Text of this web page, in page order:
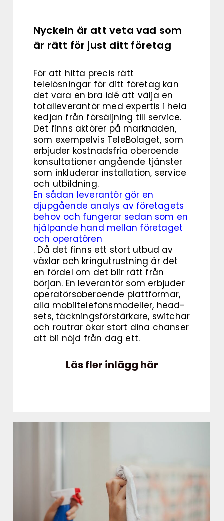
Nyckeln är att veta vad som
är rätt för just ditt företag
För att hitta precis rätt
telelösningar för ditt företag kan
det vara en bra idé att välja en
totalleverantör med expertis i hela
kedjan från försäljning till service.
Det finns aktörer på marknaden,
som exempelvis TeleBolaget, som
erbjuder kostnadsfria oberoende
konsultationer angående tjänster
som inkluderar installation, service
och utbildning.
En sådan leverantör gör en
djupgående analys av företagets
behov och fungerar sedan som en
hjälpande hand mellan företaget
och operatören
. Då det finns ett stort utbud av
växlar och kringutrustning är det
en fördel om det blir rätt från
början. En leverantör som erbjuder
operatörsoberoende plattformar,
alla mobiltelefonsmodeller, head-
sets, täckningsförstärkare, switchar
och routrar ökar stort dina chanser
att bli nöjd från dag ett.
Läs fler inlägg här